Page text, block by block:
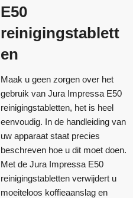
E50
reinigingstablett
en
Maak u geen zorgen over het
gebruik van Jura Impressa E50
reinigingstabletten, het is heel
eenvoudig. In de handleiding van
uw apparaat staat precies
beschreven hoe u dit moet doen.
Met de Jura Impressa E50
reinigingstabletten verwijdert u
moeiteloos koffieaanslag en